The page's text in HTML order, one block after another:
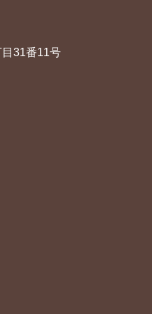
31番11号